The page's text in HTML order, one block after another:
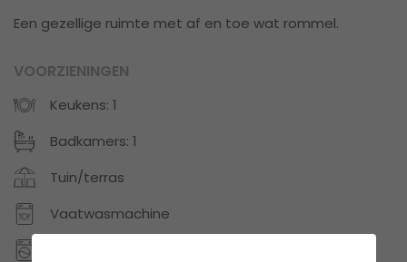
Een gezellige ruimte met af en toe wat rommel.
VOORZIENINGEN
Keukens: 1
Badkamers: 1
Tuin/terras
Vaatwasmachine